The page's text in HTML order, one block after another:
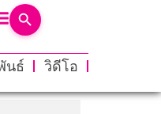
นธ์
วิดีโอ